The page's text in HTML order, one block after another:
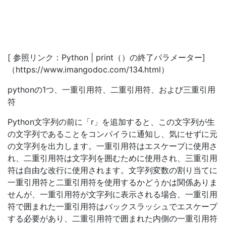
[ 参照リンク：Python | print（）の終了パラメーター]
（https://www.imangodoc.com/134.html）
pythonの1つ、一重引用符、二重引用符、および三重引用
符
Python文字列の前に「r」を追加すると、この文字列が生
の文字列であることをコンパイラに通知し、気にせずに元
の文字列を出力します。一重引用符はエスケープに使用さ
れ、二重引用符は文字列を囲むために使用され、三重引用
符は自由な改行に使用されます。文字列変数の割り当てに
一重引用符と二重引用符を使用するかどうかは関係ありま
せんが、一重引用符が文字列に表示される場合、一重引用
符で囲まれた一重引用符はバックスラッシュでエスケープ
する必要があり、二重引用符で囲まれた内側の一重引用符